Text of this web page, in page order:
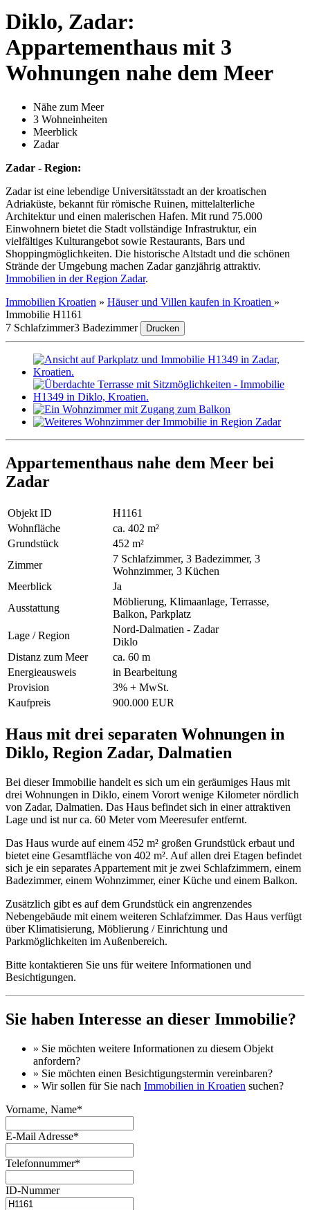
Diklo, Zadar:
Appartementhaus mit 3
Wohnungen nahe dem Meer
Nähe zum Meer
3 Wohneinheiten
Meerblick
Zadar
Zadar - Region:
Zadar ist eine lebendige Universitätsstadt an der kroatischen
Adriaküste, bekannt für römische Ruinen, mittelalterliche
Architektur und einen malerischen Hafen. Mit rund 75.000
Einwohnern bietet die Stadt vollständige Infrastruktur, ein
vielfältiges Kulturangebot sowie Restaurants, Bars und
Shoppingmöglichkeiten. Die historische Altstadt und die schönen
Strände der Umgebung machen Zadar ganzjährig attraktiv.
Immobilien in der Region Zadar.
Immobilien Kroatien » Häuser und Villen kaufen in Kroatien »
Immobilie H1161
7 Schlafzimmer3 Badezimmer Drucken
Appartementhaus nahe dem Meer bei
Zadar
Objekt ID
H1161
Wohnfläche
ca. 402 m²
Grundstück
452 m²
Zimmer
7 Schlafzimmer, 3 Badezimmer, 3
Wohnzimmer, 3 Küchen
Meerblick
Ja
Ausstattung
Möblierung, Klimaanlage, Terrasse,
Balkon, Parkplatz
Lage / Region
Nord-Dalmatien - Zadar
Diklo
Distanz zum Meer
ca. 60 m
Energieausweis
in Bearbeitung
Provision
3% + MwSt.
Kaufpreis
900.000 EUR
Haus mit drei separaten Wohnungen in
Diklo, Region Zadar, Dalmatien
Bei dieser Immobilie handelt es sich um ein geräumiges Haus mit
drei Wohnungen in Diklo, einem Vorort wenige Kilometer nördlich
von Zadar, Dalmatien. Das Haus befindet sich in einer attraktiven
Lage und ist nur ca. 60 Meter vom Meeresufer entfernt.
Das Haus wurde auf einem 452 m² großen Grundstück erbaut und
bietet eine Gesamtfläche von 402 m². Auf allen drei Etagen befindet
sich je ein separates Appartement mit je zwei Schlafzimmern, einem
Badezimmer, einem Wohnzimmer, einer Küche und einem Balkon.
Zusätzlich gibt es auf dem Grundstück ein angrenzendes
Nebengebäude mit einem weiteren Schlafzimmer. Das Haus verfügt
über Klimatisierung, Möblierung / Einrichtung und
Parkmöglichkeiten im Außenbereich.
Bitte kontaktieren Sie uns für weitere Informationen und
Besichtigungen.
Sie haben Interesse an dieser Immobilie?
» Sie möchten weitere Informationen zu diesem Objekt
anfordern?
» Sie möchten einen Besichtigungstermin vereinbaren?
» Wir sollen für Sie nach Immobilien in Kroatien suchen?
Vorname, Name*
E-Mail Adresse*
Telefonnummer*
ID-Nummer